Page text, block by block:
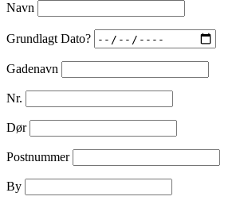
Navn
Grundlagt Dato?
Gadenavn
Nr.
Dør
Postnummer
By